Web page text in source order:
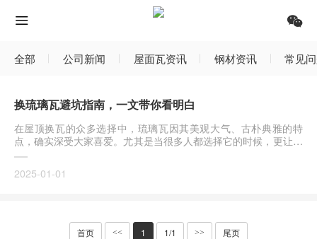
全部 公司新闻 屋面瓦资讯 钢材资讯 常见
换琉璃瓦避坑指南，一文带你看明白
在屋顶换瓦的众多选择中，琉璃瓦因其美观大气、古朴典雅的特
点，确实深受大家喜爱。尤其是当很多人都选择它的时候，更让人
觉得这
2025-01-01
首页 << 1 1/1 >> 尾页